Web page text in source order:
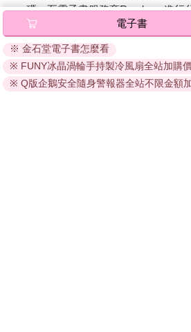
碼』至電子書服務商Readmoo進行
退換貨須知：
因版權保護，您在金石堂所購買的
的閱讀軟體開啟閱讀，無法以其他
依據「消費者保護法」第19條及行
電子書
※ 金石堂電子書怎麼看
※ FUNY冰晶渦輪手持製冷風扇全站加購
※ Q版企鵝安全隨身警報器全站不限金額